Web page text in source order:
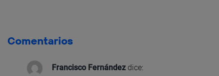
Comentarios
Francisco Fernández dice: